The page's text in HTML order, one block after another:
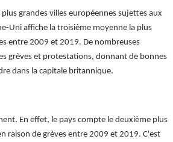
grandes villes européennes sujettes aux
Uni affiche la troisième moyenne la plus
entre 2009 et 2019. De nombreuses
grèves et protestations, donnant de bonnes
dans la capitale britannique.
En effet, le pays compte le deuxième plus
raison de grèves entre 2009 et 2019. C'est